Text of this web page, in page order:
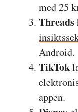
med 25
Threads
Android.
TikTok
appen.